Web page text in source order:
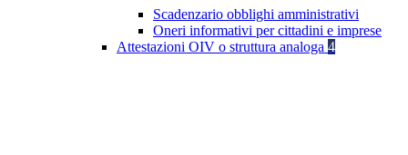
Scadenzario obblighi amministrativi
Oneri informativi per cittadini e imprese
Attestazioni OIV o struttura analoga 4